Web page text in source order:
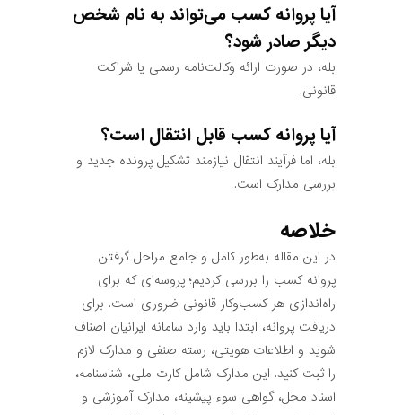
آیا پروانه کسب می‌تواند به نام شخص
دیگر صادر شود؟
بله، در صورت ارائه وکالت‌نامه رسمی یا شراکت
قانونی.
آیا پروانه کسب قابل انتقال است؟
بله، اما فرآیند انتقال نیازمند تشکیل پرونده جدید و
بررسی مدارک است.
خلاصه
در این مقاله به‌طور کامل و جامع مراحل گرفتن
پروانه کسب را بررسی کردیم؛ پروسه‌ای که برای
راه‌اندازی هر کسب‌وکار قانونی ضروری است. برای
دریافت پروانه، ابتدا باید وارد سامانه ایرانیان اصناف
شوید و اطلاعات هویتی، رسته صنفی و مدارک لازم
را ثبت کنید. این مدارک شامل کارت ملی، شناسنامه،
اسناد محل، گواهی سوء پیشینه، مدارک آموزشی و